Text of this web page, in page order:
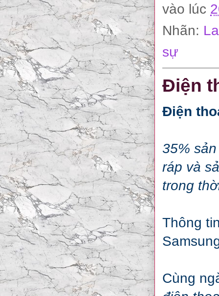
vào lúc
Nhãn:
sự
Điện
Điện
35%
ráp và
trong
Thông
Cùng